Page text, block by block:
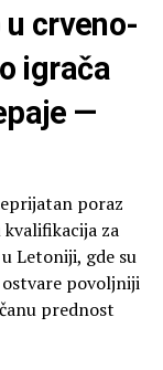
crveno-
igrača
—
poraz
za
Letoniji, gde su
povoljniji
prednost